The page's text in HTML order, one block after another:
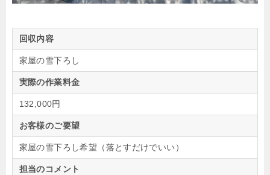
回収内容
家屋の雪下ろし
実際の作業料金
132,000円
お客様のご要望
家屋の雪下ろし希望（落とすだけでいい）
担当のコメント